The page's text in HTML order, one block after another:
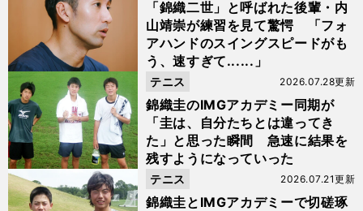
「錦織二世」と呼ばれた後輩・内
山靖崇が練習を見て驚愕 「フォ
アハンドのスイングスピードがも
う、速すぎて......」
錦織圭のIMGアカデミー同期が
「圭は、自分たちとは違ってき
た」と思った瞬間 急速に結果を
残すようになっていった
2026.07.28更新
テニス
錦織圭とIMGアカデミーで切磋琢
2026.07.21更新
テニス